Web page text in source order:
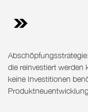
die reinvestiert werden
keine Investitionen